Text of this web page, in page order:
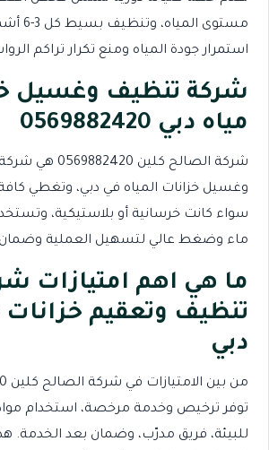
مستوى
استمرار جودة المياه ومنع تكرار تراكم
شركة تنظيف وغسيل
مياه دبي 0569882420
شركة الصالح كلين
وغسيل خزانات المياه في دبي، وتغطي كافة
سواء كانت خرسانية أو بلاستيكية،
ماء وضغط عالي لتسهيل العملية وضمان
ما هي اهم امتيازات
تنظيف وتعقيم خزانات
دبي
توفر ترخيص وخدمة مرخصة، استخدام
للبيئة، فريق مدرّب، وضمان بعد الخدمة.